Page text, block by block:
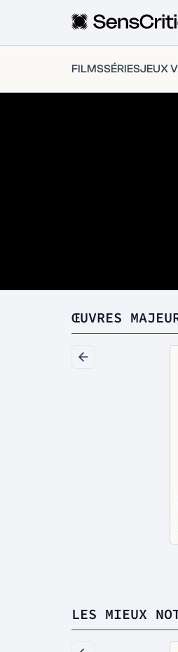
FILMSSÉRIESJEUX
ŒUVRES
LES MIEUX